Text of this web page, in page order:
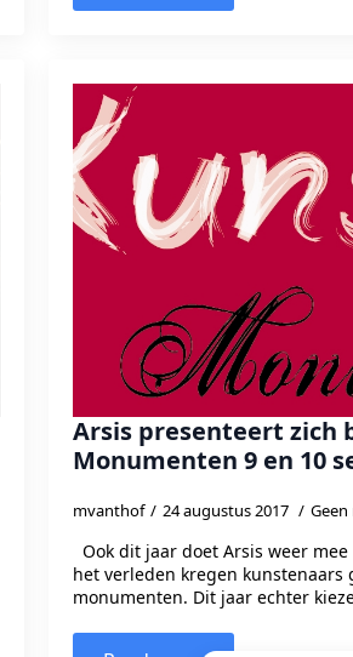
Arsis presenteert zich
Monumenten 9 en 10
mvanthof 24 augustus 2017 Geen
Ook dit jaar doet Arsis weer
het verleden kregen
monumenten. Dit jaar echter